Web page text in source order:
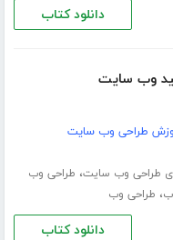
دانلود کتاب
وب سایت
طراحی وب سایت
طراحی وب سایت، طراحی وب
، طراحی وب
دانلود کتاب